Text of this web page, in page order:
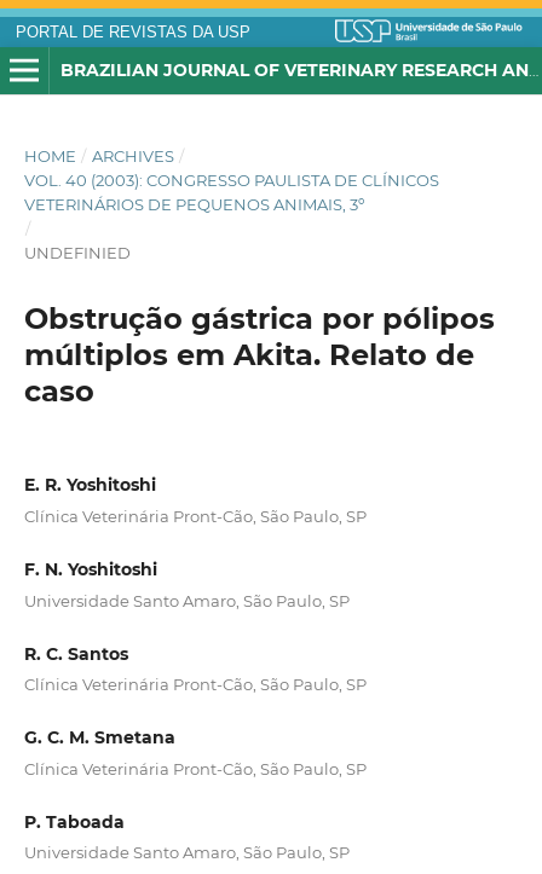
PORTAL DE REVISTAS DA USP
BRAZILIAN JOURNAL OF VETERINARY RESEARCH AND ANIMAL SCIENCE
HOME / ARCHIVES /
VOL. 40 (2003): CONGRESSO PAULISTA DE CLÍNICOS
VETERINÁRIOS DE PEQUENOS ANIMAIS, 3º
/
UNDEFINIED
Obstrução gástrica por pólipos
múltiplos em Akita. Relato de
caso
E. R. Yoshitoshi
Clínica Veterinária Pront-Cão, São Paulo, SP
F. N. Yoshitoshi
Universidade Santo Amaro, São Paulo, SP
R. C. Santos
Clínica Veterinária Pront-Cão, São Paulo, SP
G. C. M. Smetana
Clínica Veterinária Pront-Cão, São Paulo, SP
P. Taboada
Universidade Santo Amaro, São Paulo, SP